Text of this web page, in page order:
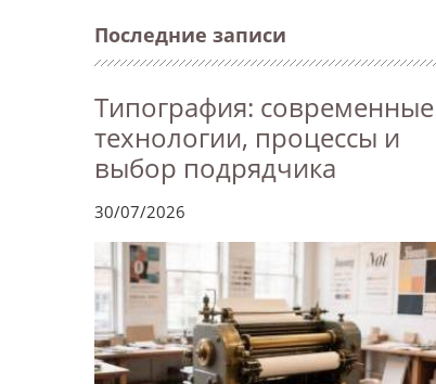
Последние записи
Типография: современные
технологии, процессы и
выбор подрядчика
30/07/2026